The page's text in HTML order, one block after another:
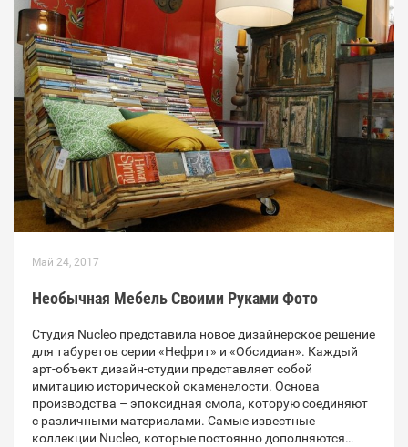
Май 24, 2017
Необычная Мебель Своими Руками Фото
Студия Nucleo представила новое дизайнерское решение
для табуретов серии «Нефрит» и «Обсидиан». Каждый
арт-объект дизайн-студии представляет собой
имитацию исторической окаменелости. Основа
производства – эпоксидная смола, которую соединяют
с различными материалами. Самые известные
коллекции Nucleo, которые постоянно дополняются…